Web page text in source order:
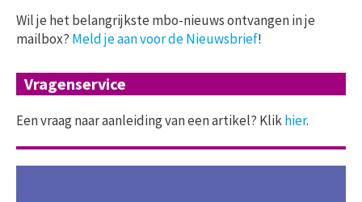
Wil je het belangrijkste mbo-nieuws ontvangen in je
mailbox? Meld je aan voor de Nieuwsbrief!
Vragenservice
Een vraag naar aanleiding van een artikel? Klikhier.